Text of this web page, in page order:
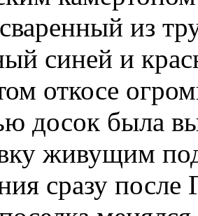
из
синей и
откосе
досок была
живущим
сразу